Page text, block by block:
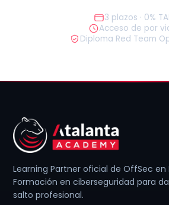
3 plazos · 0%
Acceso de por
Diploma Red Team
Learning Partner oficial de OffSec en
Formación en ciberseguridad para
salto profesional.